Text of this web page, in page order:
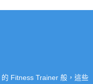
Fitness Trainer 般，這些